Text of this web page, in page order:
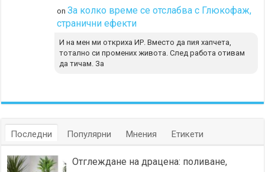
onЗа колко време се отслабва с Глюкофаж,
странични ефекти
И на мен ми откриха ИР. Вместо да пия хапчета,
тотално си промених живота. След работа отивам
да тичам. За
Последни Популярни Мнения Етикети
Отглеждане на драцена: поливане,